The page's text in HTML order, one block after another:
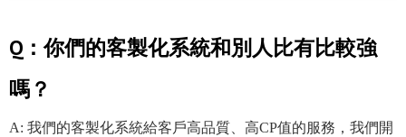
Q：你們的客製化系統和別人比有比較強
嗎？
A: 我們的客製化系統給客戶高品質、高CP值的服務，我們開